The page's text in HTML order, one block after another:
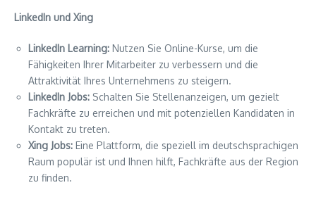
LinkedIn und Xing
LinkedIn Learning: Nutzen Sie Online-Kurse, um die
Fähigkeiten Ihrer Mitarbeiter zu verbessern und die
Attraktivität Ihres Unternehmens zu steigern.
LinkedIn Jobs: Schalten Sie Stellenanzeigen, um gezielt
Fachkräfte zu erreichen und mit potenziellen Kandidaten in
Kontakt zu treten.
Xing Jobs: Eine Plattform, die speziell im deutschsprachigen
Raum populär ist und Ihnen hilft, Fachkräfte aus der Region
zu finden.